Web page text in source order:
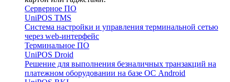
Серверное ПО
UniPOS TMS
Система настройки и управления терминальной сетью
через web-интерфейс
Терминальное ПО
UniPOS Droid
Решение для выполнения безналичных транзакций на
платежном оборудовании на базе ОС Android